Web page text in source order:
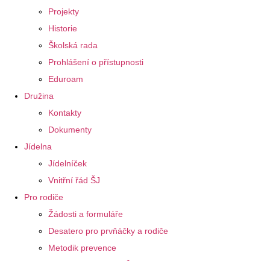
Projekty
Historie
Školská rada
Prohlášení o přístupnosti
Eduroam
Družina
Kontakty
Dokumenty
Jídelna
Jídelníček
Vnitřní řád ŠJ
Pro rodiče
Žádosti a formuláře
Desatero pro prvňáčky a rodiče
Metodik prevence